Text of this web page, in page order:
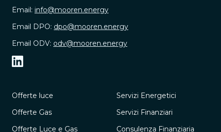
Email: info@mooren.energy
Email DPO: dpo@mooren.energy
Email ODV: odv@mooren.energy
Offerte luce
Offerte Gas
Offerte Luce e Gas
Servizi Energetici
Servizi Finanziari
Consulenza Finanziaria